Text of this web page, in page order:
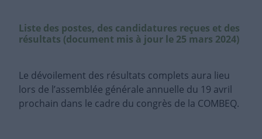
Liste des postes, des candidatures reçues et des
résultats (document mis à jour le 25 mars 2024)
Le dévoilement des résultats complets aura lieu
lors de l’assemblée générale annuelle du 19 avril
prochain dans le cadre du congrès de la COMBEQ.